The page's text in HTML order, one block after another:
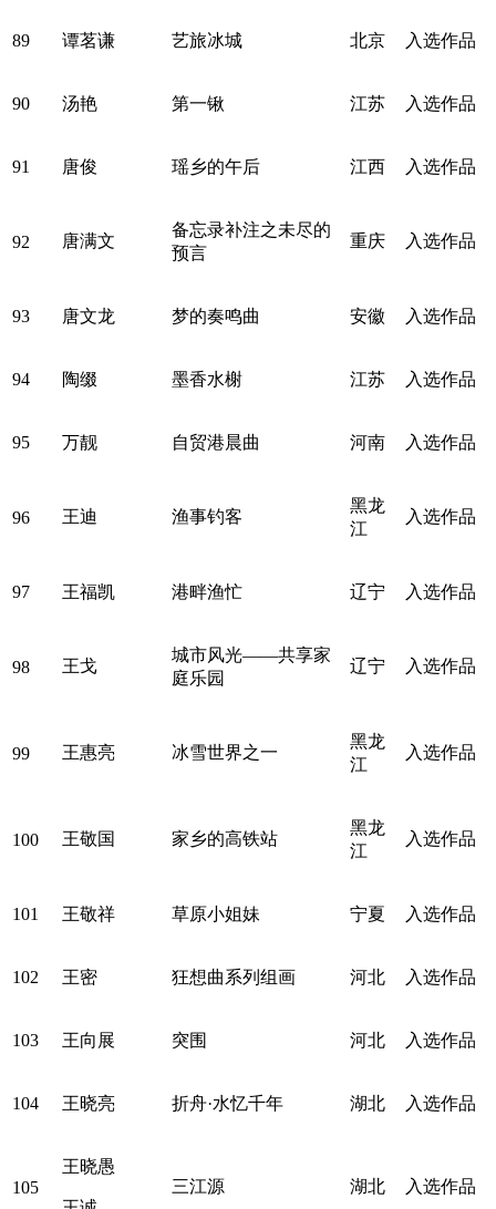
89 谭茗谦 艺旅冰城 北京 入选作品
90 汤艳 第一锹 江苏 入选作品
91 唐俊 瑶乡的午后 江西 入选作品
92 唐满文
备忘录补注之未尽的
预言
重庆 入选作品
93 唐文龙 梦的奏鸣曲 安徽 入选作品
94 陶缀 墨香水榭 江苏 入选作品
95 万靓 自贸港晨曲 河南 入选作品
96 王迪 渔事钓客
黑龙
江
入选作品
97 王福凯 港畔渔忙 辽宁 入选作品
98 王戈
城市风光——共享家
庭乐园
辽宁 入选作品
99 王惠亮 冰雪世界之一
黑龙
江
入选作品
100 王敬国 家乡的高铁站
黑龙
江
入选作品
101 王敬祥 草原小姐妹 宁夏 入选作品
102 王密 狂想曲系列组画 河北 入选作品
103 王向展 突围 河北 入选作品
104 王晓亮 折舟·水忆千年 湖北 入选作品
105
王晓愚
三江源 湖北 入选作品